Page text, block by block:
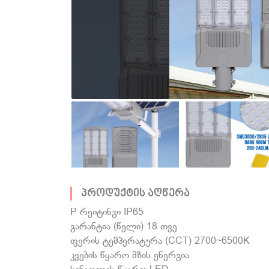
პროდუქტის აღწერა
P რეიტინგი IP65
გარანტია (წელი) 18 თვე
ფერის ტემპერატურა (CCT) 2700~6500K
კვების წყარო მზის ენერგია